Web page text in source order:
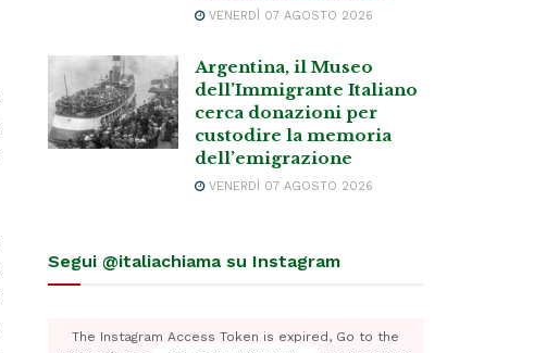
VENERDÌ 07 AGOSTO 2026
Argentina, il Museo
dell’Immigrante Italiano
cerca donazioni per
custodire la memoria
dell’emigrazione
VENERDÌ 07 AGOSTO 2026
Segui @italiachiama su Instagram
The Instagram Access Token is expired, Go to the